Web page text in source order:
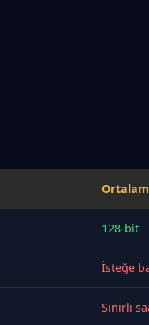
128-bit
İsteğe
Sınırlı